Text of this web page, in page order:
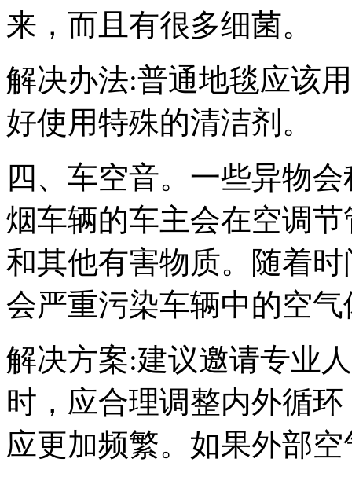
来，而且有很多细菌。
解决办法:普通地毯应该
好使用特殊的清洁剂。
四、车空音。一些异物
烟车辆的车主会在空调
和其他有害物质。随着
会严重污染车辆中的空气
解决方案:建议邀请专业
时，应合理调整内外循
应更加频繁。如果外部